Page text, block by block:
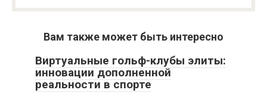
Вам также может быть интересно
Виртуальные гольф-клубы элиты:
инновации дополненной
реальности в спорте